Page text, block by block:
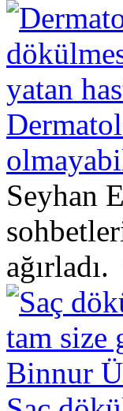
Seyhan